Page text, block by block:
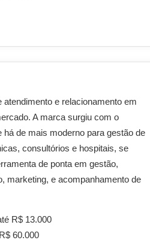
atendimento e relacionamento em
A marca surgiu com o
há de mais moderno para gestão de
consultórios e hospitais, se
de ponta em gestão,
marketing, e acompanhamento de
R$ 13.000
60.000